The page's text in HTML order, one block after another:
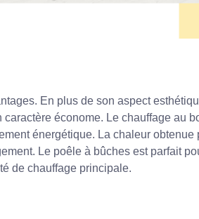
En plus de son aspect
économe. Le chauffage au
énergétique. La chaleur obtenue
Le poêle à bûches est parfait
de chauffage principale.